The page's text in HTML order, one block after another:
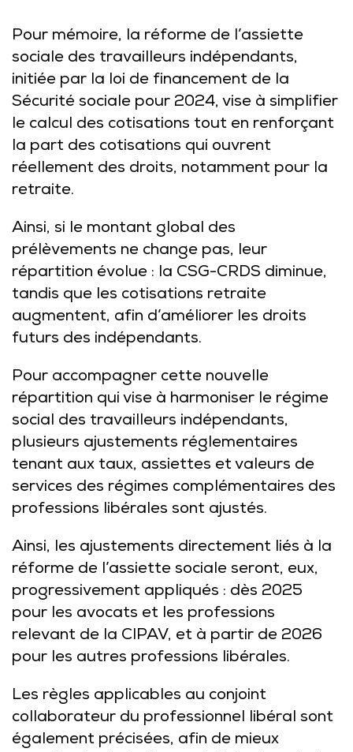
Pour mémoire, la réforme de l’assiette
sociale des travailleurs indépendants,
initiée par la loi de financement de la
Sécurité sociale pour 2024, vise à simplifier
le calcul des cotisations tout en renforçant
la part des cotisations qui ouvrent
réellement des droits, notamment pour la
retraite.
Ainsi, si le montant global des
prélèvements ne change pas, leur
répartition évolue : la CSG-CRDS diminue,
tandis que les cotisations retraite
augmentent, afin d’améliorer les droits
futurs des indépendants.
Pour accompagner cette nouvelle
répartition qui vise à harmoniser le régime
social des travailleurs indépendants,
plusieurs ajustements réglementaires
tenant aux taux, assiettes et valeurs de
services des régimes complémentaires des
professions libérales sont ajustés.
Ainsi, les ajustements directement liés à la
réforme de l’assiette sociale seront, eux,
progressivement appliqués : dès 2025
pour les avocats et les professions
relevant de la CIPAV, et à partir de 2026
pour les autres professions libérales.
Les règles applicables au conjoint
collaborateur du professionnel libéral sont
également précisées, afin de mieux